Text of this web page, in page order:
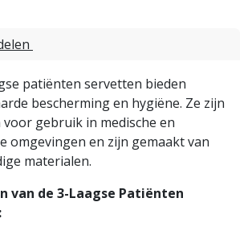
patiënten servetten bieden
bescherming en hygiëne. Ze zijn
gebruik in medische en
omgevingen en zijn gemaakt van
materialen.
van de 3-Laagse Patiënten